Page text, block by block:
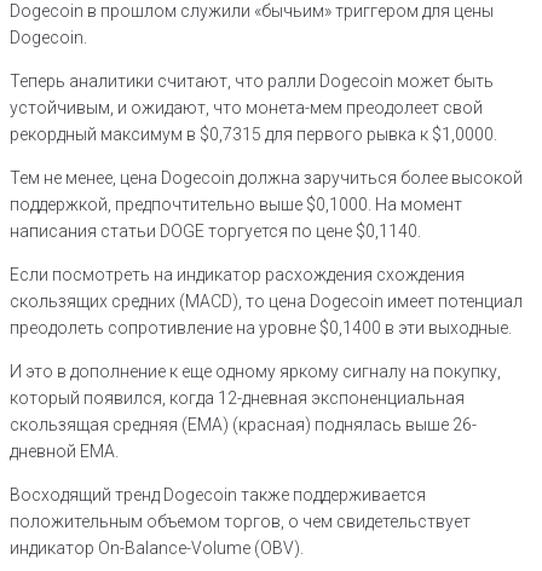
Dogecoin в прошлом служили «бычьим» триггером для цены
Dogecoin.
Теперь аналитики считают, что ралли Dogecoin может быть
устойчивым, и ожидают, что монета-мем преодолеет свой
рекордный максимум в $0,7315 для первого рывка к $1,0000.
Тем не менее, цена Dogecoin должна заручиться более высокой
поддержкой, предпочтительно выше $0,1000. На момент
написания статьи DOGE торгуется по цене $0,1140.
Если посмотреть на индикатор расхождения схождения
скользящих средних (MACD), то цена Dogecoin имеет потенциал
преодолеть сопротивление на уровне $0,1400 в эти выходные.
И это в дополнение к еще одному яркому сигналу на покупку,
который появился, когда 12-дневная экспоненциальная
скользящая средняя (EMA) (красная) поднялась выше 26-
дневной EMA.
Восходящий тренд Dogecoin также поддерживается
положительным объемом торгов, о чем свидетельствует
индикатор On-Balance-Volume (OBV).